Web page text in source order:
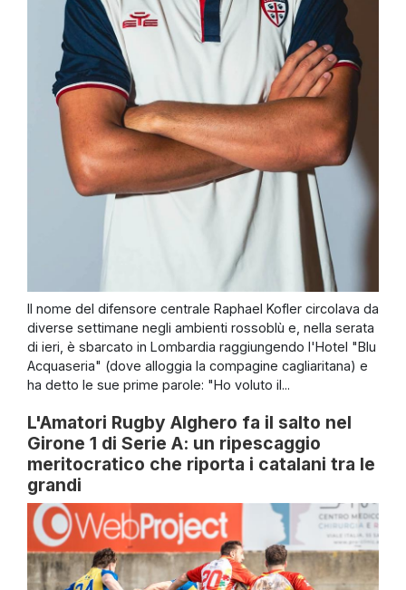
Il nome del difensore centrale Raphael Kofler circolava da
diverse settimane negli ambienti rossoblù e, nella serata
di ieri, è sbarcato in Lombardia raggiungendo l'Hotel "Blu
Acquaseria" (dove alloggia la compagine cagliaritana) e
ha detto le sue prime parole: "Ho voluto il...
L'Amatori Rugby Alghero fa il salto nel
Girone 1 di Serie A: un ripescaggio
meritocratico che riporta i catalani tra le
grandi